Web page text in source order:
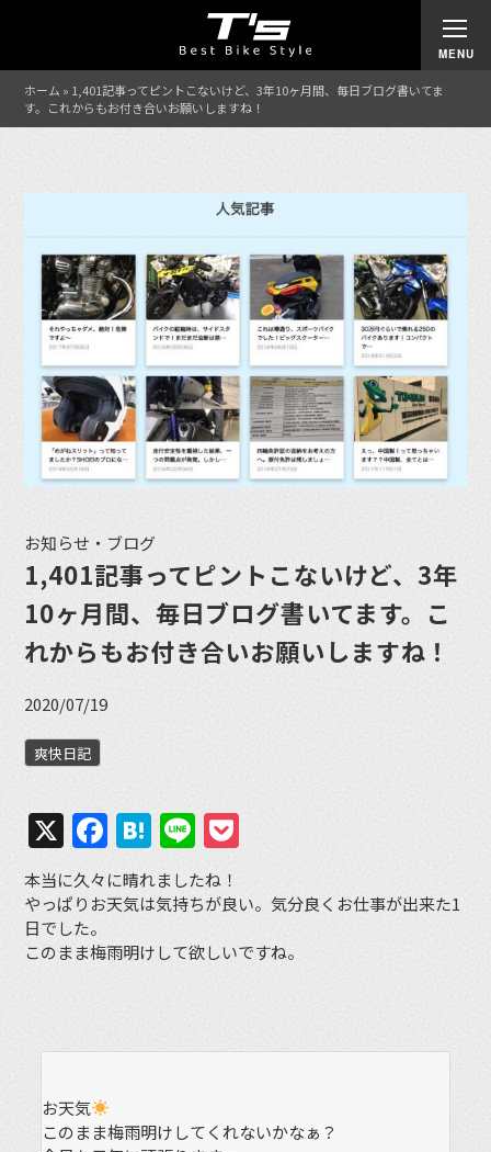
ホーム » 1,401記事ってピントこないけど、3年10ヶ月間、毎日ブログ書いてま
す。これからもお付き合いお願いしますね！
お知らせ・ブログ
1,401記事ってピントこないけど、3年
10ヶ月間、毎日ブログ書いてます。こ
れからもお付き合いお願いしますね！
2020/07/19
爽快日記
X Facebook
Hatena
Line
本当に久々に晴れましたね！
やっぱりお天気は気持ちが良い。気分良くお仕事が出来た1
日でした。
このまま梅雨明けして欲しいですね。
お天気
このまま梅雨明けしてくれないかなぁ？